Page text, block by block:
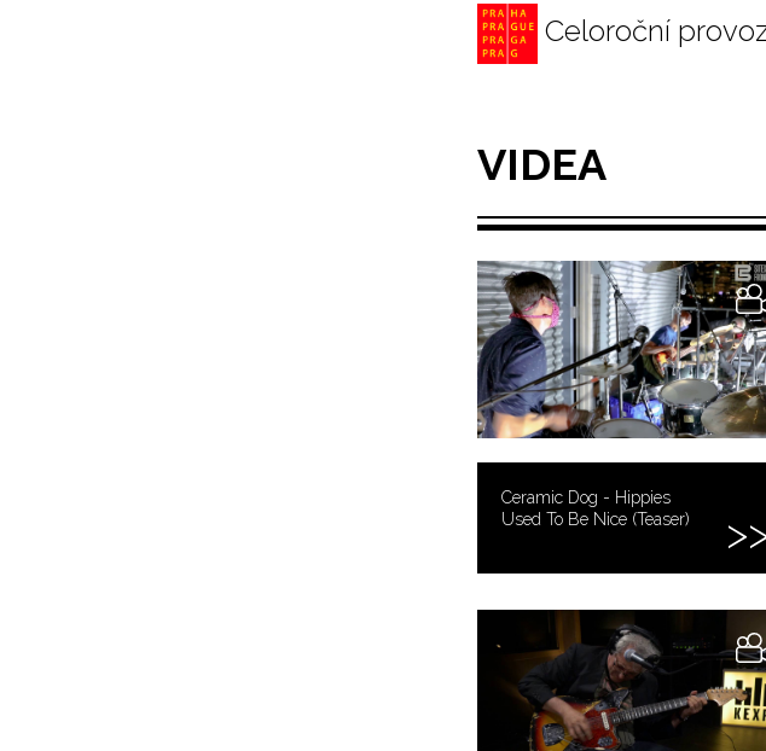
Celoroční
VIDEA
Ceramic Dog - Hippies
Used To Be Nice (Teaser)